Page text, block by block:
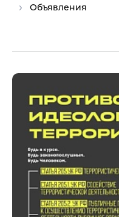
Объявления